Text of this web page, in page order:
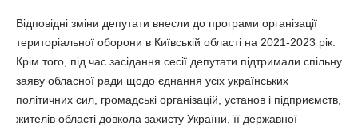
Відповідні зміни депутати внесли до програми організації
територіальної оборони в Київській області на 2021-2023 рік.
Крім того, під час засідання сесії депутати підтримали спільну
заяву обласної ради щодо єднання усіх українських
політичних сил, громадські організацій, установ і підприємств,
жителів області довкола захисту України, її державної